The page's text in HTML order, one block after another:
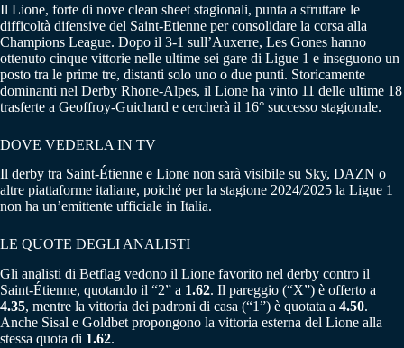
Il Lione, forte di nove clean sheet stagionali, punta a sfruttare le
difficoltà difensive del Saint-Etienne per consolidare la corsa alla
Champions League. Dopo il 3-1 sull’Auxerre, Les Gones hanno
ottenuto cinque vittorie nelle ultime sei gare di Ligue 1 e inseguono un
posto tra le prime tre, distanti solo uno o due punti. Storicamente
dominanti nel Derby Rhone-Alpes, il Lione ha vinto 11 delle ultime 18
trasferte a Geoffroy-Guichard e cercherà il 16° successo stagionale.
DOVE VEDERLA IN TV
Il derby tra Saint-Étienne e Lione non sarà visibile su Sky, DAZN o
altre piattaforme italiane, poiché per la stagione 2024/2025 la Ligue 1
non ha un’emittente ufficiale in Italia.
LE QUOTE DEGLI ANALISTI
Gli analisti di Betflag vedono il Lione favorito nel derby contro il
Saint-Étienne, quotando il “2” a 1.62. Il pareggio (“X”) è offerto a
4.35, mentre la vittoria dei padroni di casa (“1”) è quotata a 4.50.
Anche Sisal e Goldbet propongono la vittoria esterna del Lione alla
stessa quota di 1.62.